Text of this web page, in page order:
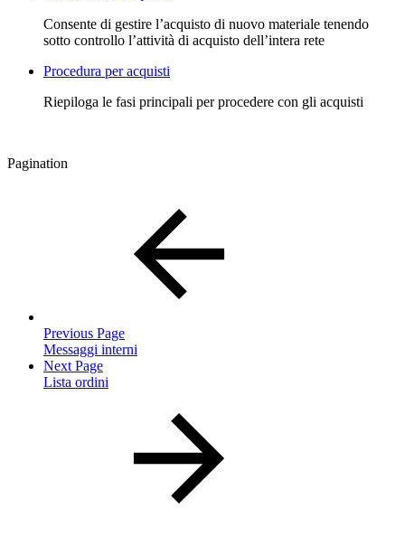
Consente di gestire l’acquisto di nuovo materiale tenendo
sotto controllo l’attività di acquisto dell’intera rete
Procedura per acquisti
Riepiloga le fasi principali per procedere con gli acquisti
Pagination
Previous Page
Messaggi interni
Next Page
Lista ordini